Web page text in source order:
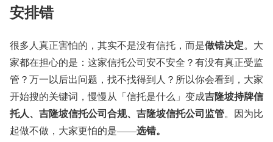
安排错
很多人真正害怕的，其实不是没有信托，而是做错决定。大
家都在担心的是：这家信托公司安不安全？有没有真正受监
管？万一以后出问题，找不找得到人？所以你会看到，大家
开始搜的关键词，慢慢从「信托是什么」变成吉隆坡持牌信
托人、吉隆坡信托公司合规、吉隆坡信托公司监管。因为比
起做不做，大家更怕的是——选错。